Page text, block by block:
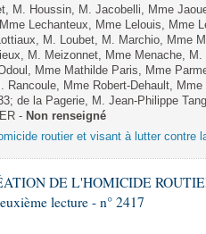
M. Houssin, M. Jacobelli, Mme
Lechanteux, Mme Lelouis, Mme
M. Loubet, M. Marchio, Mme
M. Meizonnet, Mme Menache,
Mme Mathilde Paris, Mme
Rancoule, Mme Robert-Dehault,
de la Pagerie, M. Jean-Philippe
- Non renseigné
routier et visant à lutter contre
DE L'HOMICIDE
lecture - n° 2417